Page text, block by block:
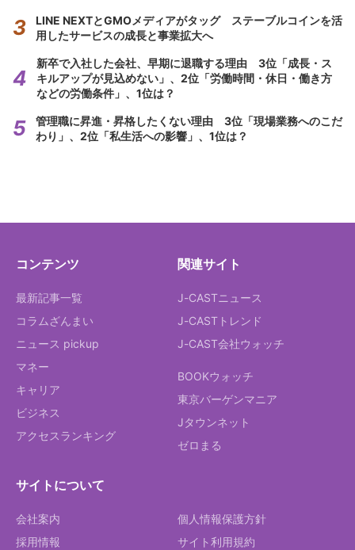
LINE NEXTとGMOメディアがタッグ ステーブルコインを活
用したサービスの成長と事業拡大へ
新卒で入社した会社、早期に退職する理由 3位「成長・ス
キルアップが見込めない」、2位「労働時間・休日・働き方
などの労働条件」、1位は？
管理職に昇進・昇格したくない理由 3位「現場業務へのこだ
わり」、2位「私生活への影響」、1位は？
コンテンツ
最新記事一覧
コラムざんまい
ニュース pickup
マネー
キャリア
ビジネス
アクセスランキング
関連サイト
J-CASTニュース
J-CASTトレンド
J-CAST会社ウォッチ
BOOKウォッチ
東京バーゲンマニア
Jタウンネット
ゼロまる
サイトについて
会社案内
採用情報
個人情報保護方針
サイト利用規約